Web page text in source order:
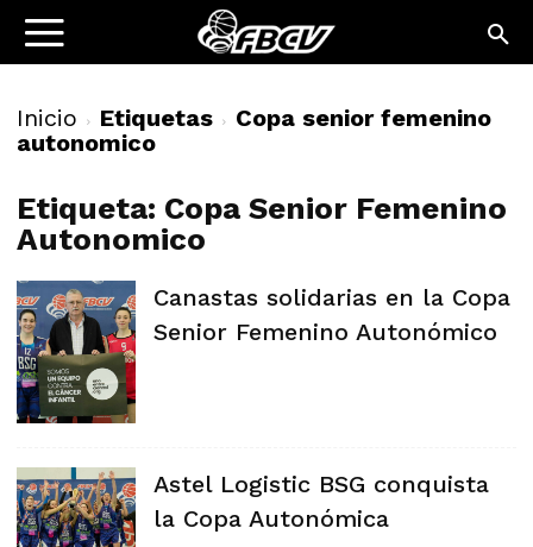
Inicio Etiquetas
Copa senior femenino
autonomico
Etiqueta: Copa Senior Femenino
Autonomico
Canastas solidarias en la Copa
Senior Femenino Autonómico
Astel Logistic BSG conquista
la Copa Autonómica